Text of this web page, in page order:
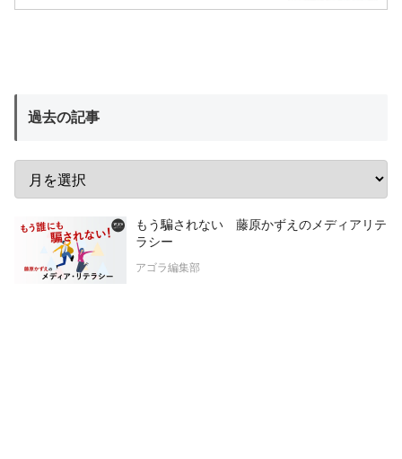
過去の記事
もう騙されない 藤原かずえのメディアリテ
ラシー
アゴラ編集部